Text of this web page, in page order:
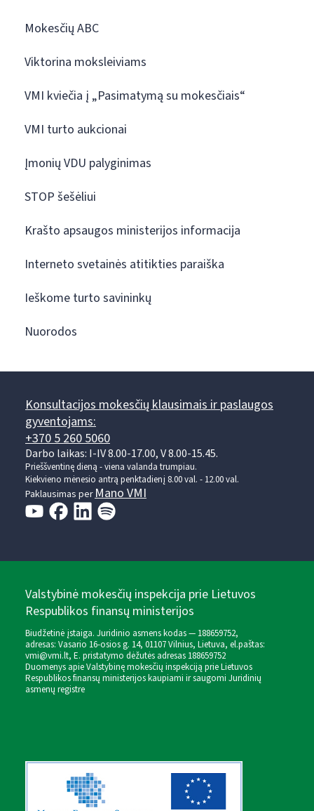
Mokesčių ABC
Viktorina moksleiviams
VMI kviečia į „Pasimatymą su mokesčiais“
VMI turto aukcionai
Įmonių VDU palyginimas
STOP šešėliui
Krašto apsaugos ministerijos informacija
Interneto svetainės atitikties paraiška
Ieškome turto savininkų
Nuorodos
Konsultacijos mokesčių klausimais ir paslaugos
gyventojams:
+370 5 260 5060
Darbo laikas: I-IV 8.00-17.00, V 8.00-15.45.
Prieššventinę dieną - viena valanda trumpiau.
Kiekvieno mėnesio antrą penktadienį 8.00 val. - 12.00 val.
Paklausimas perMano VMI
Valstybinė mokesčių inspekcija prie Lietuvos
Respublikos finansų ministerijos
Biudžetinė įstaiga. Juridinio asmens kodas — 188659752,
adresas: Vasario 16-osios g. 14, 01107 Vilnius, Lietuva, el.paštas:
vmi@vmi.lt, E. pristatymo dėžutės adresas 188659752
Duomenys apie Valstybinę mokesčių inspekciją prie Lietuvos
Respublikos finansų ministerijos kaupiami ir saugomi Juridinių
asmenų registre